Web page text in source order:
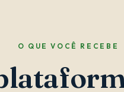
O QUE VOCÊ RECEBE